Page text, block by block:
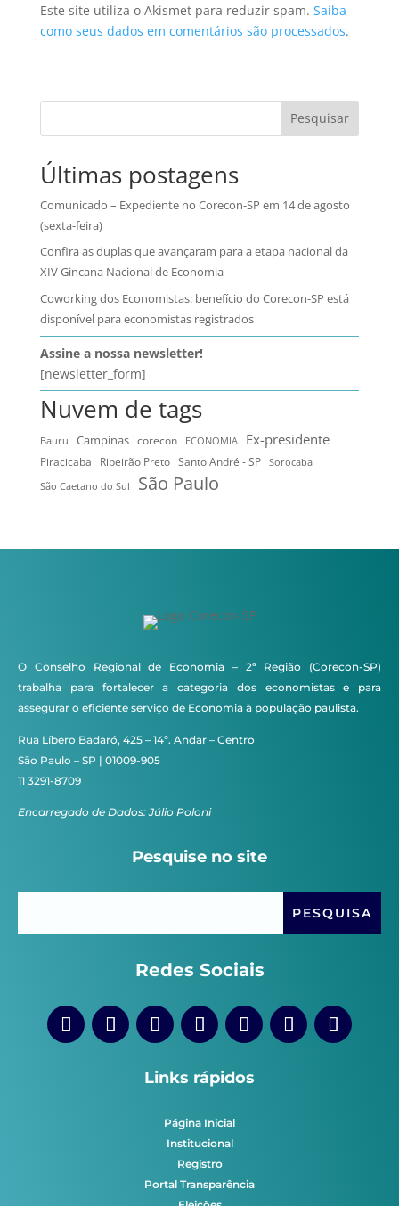
Este site utiliza o Akismet para reduzir spam. Saiba
como seus dados em comentários são processados.
Pesquisar
Últimas postagens
Comunicado – Expediente no Corecon-SP em 14 de agosto
(sexta-feira)
Confira as duplas que avançaram para a etapa nacional da
XIV Gincana Nacional de Economia
Coworking dos Economistas: benefício do Corecon-SP está
disponível para economistas registrados
Assine a nossa newsletter!
[newsletter_form]
Nuvem de tags
Bauru Campinas corecon ECONOMIA Ex-presidente
Piracicaba Ribeirão Preto Santo André - SP
Sorocaba
São Caetano do Sul
São Paulo
O Conselho Regional de Economia – 2ª Região (Corecon-SP)
trabalha para fortalecer a categoria dos economistas e para
assegurar o eficiente serviço de Economia à população paulista.
Rua Líbero Badaró, 425 – 14º. Andar – Centro
São Paulo – SP | 01009-905
11 3291-8709
Encarregado de Dados: Júlio Poloni
Pesquise no site
Redes Sociais
Links rápidos
Página Inicial
Institucional
Registro
Portal Transparência